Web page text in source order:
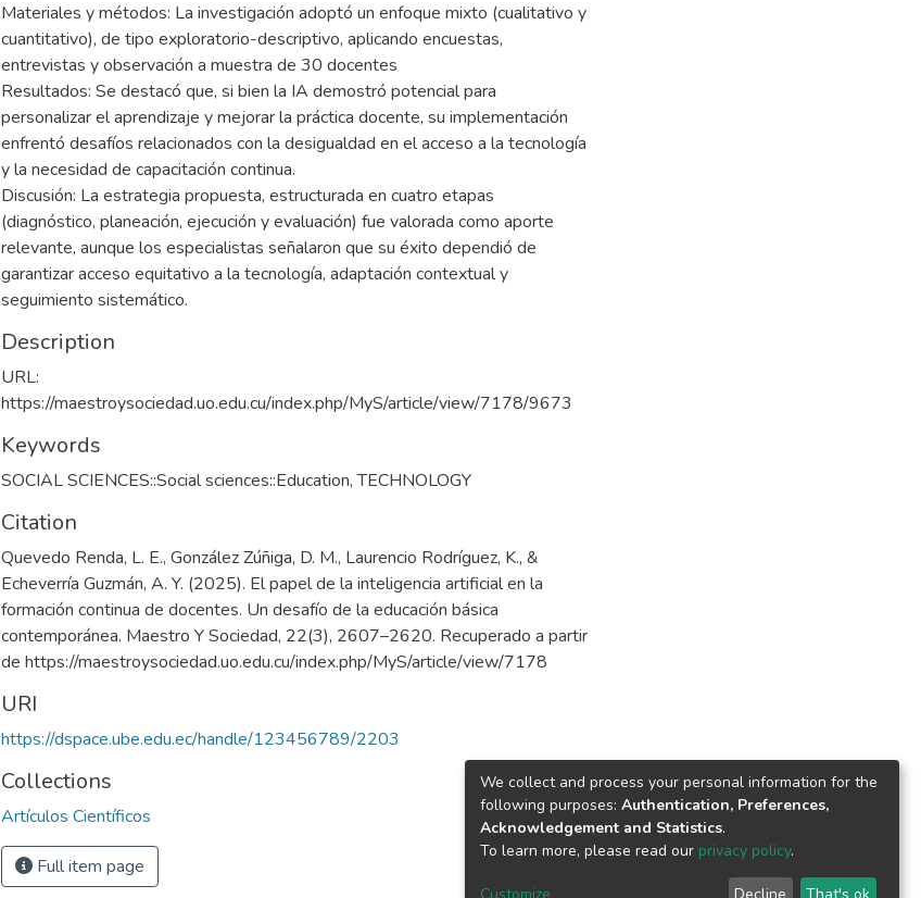
Materiales y métodos: La investigación adoptó un enfoque mixto (cualitativo y
cuantitativo), de tipo exploratorio-descriptivo, aplicando encuestas,
entrevistas y observación a muestra de 30 docentes
Resultados: Se destacó que, si bien la IA demostró potencial para
personalizar el aprendizaje y mejorar la práctica docente, su implementación
enfrentó desafíos relacionados con la desigualdad en el acceso a la tecnología
y la necesidad de capacitación continua.
Discusión: La estrategia propuesta, estructurada en cuatro etapas
(diagnóstico, planeación, ejecución y evaluación) fue valorada como aporte
relevante, aunque los especialistas señalaron que su éxito dependió de
garantizar acceso equitativo a la tecnología, adaptación contextual y
seguimiento sistemático.
Description
URL:
https://maestroysociedad.uo.edu.cu/index.php/MyS/article/view/7178/9673
Keywords
SOCIAL SCIENCES::Social sciences::Education,TECHNOLOGY
Citation
Quevedo Renda, L. E., González Zúñiga, D. M., Laurencio Rodríguez, K., &
Echeverría Guzmán, A. Y. (2025). El papel de la inteligencia artificial en la
formación continua de docentes. Un desafío de la educación básica
contemporánea. Maestro Y Sociedad, 22(3), 2607–2620. Recuperado a partir
de https://maestroysociedad.uo.edu.cu/index.php/MyS/article/view/7178
URI
https://dspace.ube.edu.ec/handle/123456789/2203
Collections
Artículos Científicos
Full item page
We collect and process your personal information for the
following purposes: Authentication, Preferences,
Acknowledgement and Statistics.
To learn more, please read our privacy policy.